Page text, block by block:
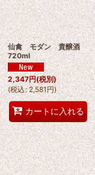
仙禽 モダン 貴醸酒
720ml
2,347円(税別)
(税込: 2,581円)
カートに入れる